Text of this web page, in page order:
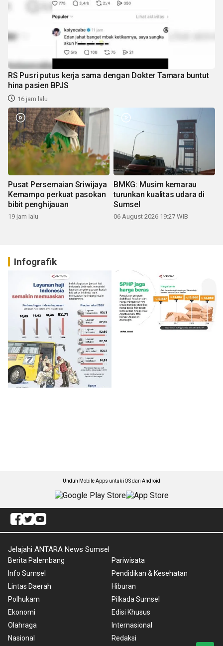
RS Pusri putus kerja sama dengan Dokter Tamara buntut
hina pasien BPJS
16 jam lalu
Pusat Persemaian Sriwijaya
Kemampo perkuat pasokan
bibit penghijauan
19 jam lalu
BMKG: Musim kemarau
turunkan kualitas udara di
Sumsel
06 August 2026 19:27 WIB
Infografik
Unduh Mobile Apps untuk iOS dan Android
Jelajahi ANTARA News Sumsel
Berita Palembang
Info Sumsel
Lintas Daerah
Polhukam
Ekonomi
Olahraga
Nasional
Pariwisata
Pendidikan & Kesehatan
Hiburan
Pilkada Sumsel
Edisi Khusus
Internasional
Redaksi